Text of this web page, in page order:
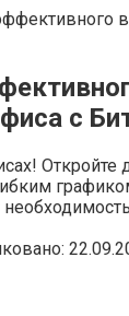
с
Откройте